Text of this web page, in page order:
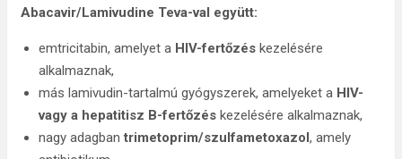
Abacavir/Lamivudine Teva-val együtt:
emtricitabin, amelyet a HIV-fertőzés kezelésére
alkalmaznak,
más lamivudin-tartalmú gyógyszerek, amelyeket a HIV-
vagy a hepatitisz B-fertőzés kezelésére alkalmaznak,
nagy adagbantrimetoprim/szulfametoxazol, amely